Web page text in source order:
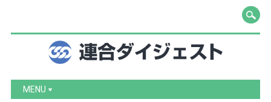
Main menu
Skip to content
MENU